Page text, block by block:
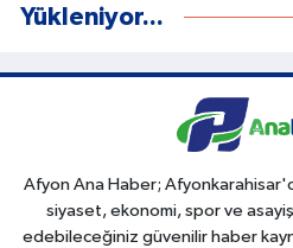
Yükleniyor...
Afyon Ana Haber;
siyaset, ekonomi, spor ve
edebileceğiniz güvenilir haber